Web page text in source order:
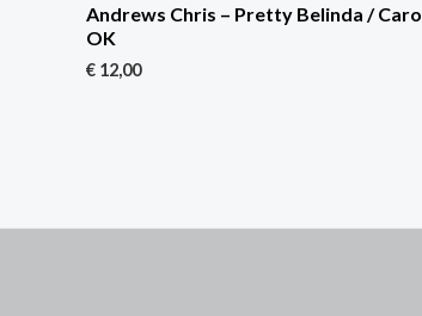
Andrews Chris – Pretty Belinda /
OK
€ 12,00